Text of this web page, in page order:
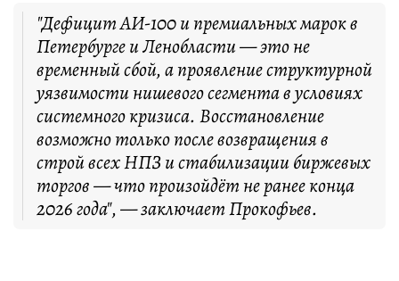
"Дефицит АИ-100 и премиальных марок в
Петербурге и Ленобласти — это не
временный сбой, а проявление структурной
уязвимости нишевого сегмента в условиях
системного кризиса. Восстановление
возможно только после возвращения в
строй всех НПЗ и стабилизации биржевых
торгов — что произойдёт не ранее конца
2026 года", — заключает Прокофьев.